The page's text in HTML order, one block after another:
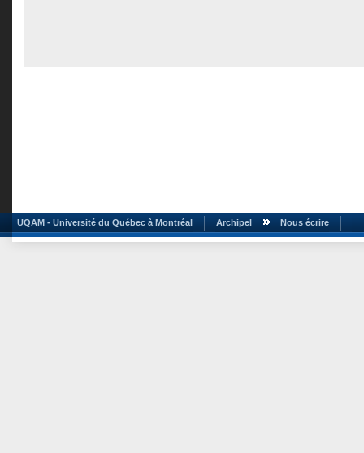
UQAM - Université du Québec à Montréal Archipel Nous écrire